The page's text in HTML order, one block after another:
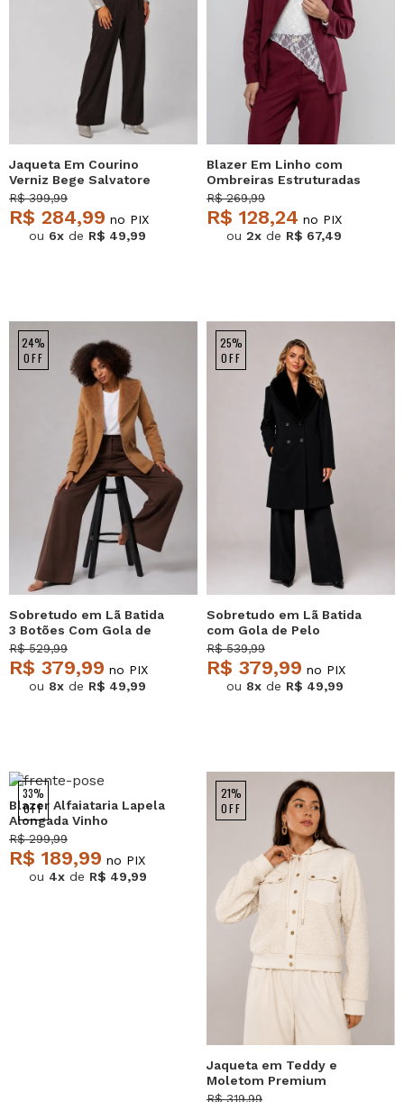
Jaqueta Em Courino
Verniz Bege Salvatore
R$ 399,99
R$ 284,99 no PIX
ou 6x de R$ 49,99
Blazer Em Linho com
Ombreiras Estruturadas
Bordô Salvatore
R$ 269,99
R$ 128,24 no PIX
ou 2x de R$ 67,49
24%
OFF
Sobretudo em Lã Batida
3 Botões Com Gola de
Pelo Caramelo Salvatore
R$ 529,99
R$ 379,99 no PIX
ou 8x de R$ 49,99
25%
OFF
Sobretudo em Lã Batida
com Gola de Pelo
Removível Preto
Salvatore
R$ 539,99
R$ 379,99 no PIX
ou 8x de R$ 49,99
33%
OFF
Blazer Alfaiataria Lapela
Alongada Vinho
Salvatore
R$ 299,99
R$ 189,99 no PIX
ou 4x de R$ 49,99
21%
OFF
Jaqueta em Teddy e
Moletom Premium
Marfim Salvatore
R$ 319,99